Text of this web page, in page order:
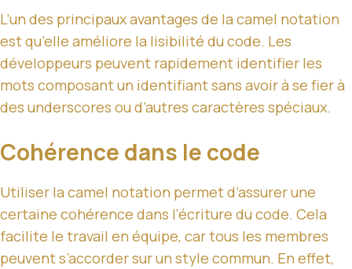
L’un des principaux avantages de la camel notation
est qu’elle améliore la lisibilité du code. Les
développeurs peuvent rapidement identifier les
mots composant un identifiant sans avoir à se fier à
des underscores ou d’autres caractères spéciaux.
Cohérence dans le code
Utiliser la camel notation permet d’assurer une
certaine cohérence dans l’écriture du code. Cela
facilite le travail en équipe, car tous les membres
peuvent s’accorder sur un style commun. En effet,